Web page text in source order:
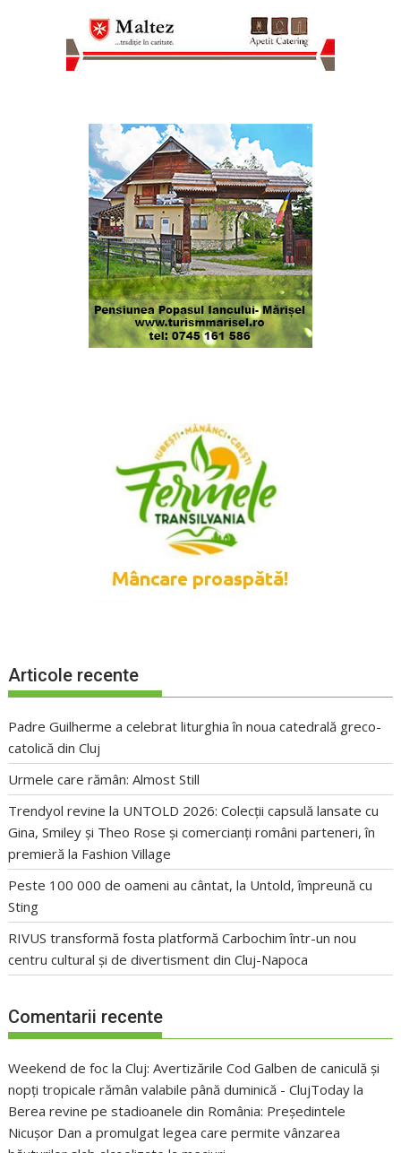
Articole recente
Padre Guilherme a celebrat liturghia în noua catedrală greco-
catolică din Cluj
Urmele care rămân: Almost Still
Trendyol revine la UNTOLD 2026: Colecții capsulă lansate cu
Gina, Smiley și Theo Rose și comercianți români parteneri, în
premieră la Fashion Village
Peste 100 000 de oameni au cântat, la Untold, împreună cu
Sting
RIVUS transformă fosta platformă Carbochim într-un nou
centru cultural și de divertisment din Cluj-Napoca
Comentarii recente
Weekend de foc la Cluj: Avertizările Cod Galben de caniculă și
nopți tropicale rămân valabile până duminică - ClujToday la
Berea revine pe stadioanele din România: Președintele
Nicușor Dan a promulgat legea care permite vânzarea